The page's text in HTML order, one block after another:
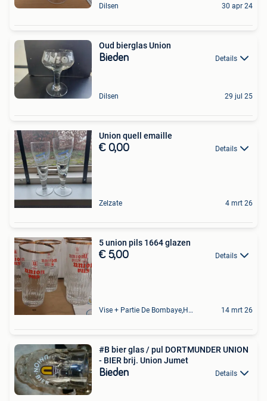
Dilsen 30 apr 24
Oud bierglas Union
Bieden Details
Dilsen 29 jul 25
Union quell emaille
€ 0,00 Details
Zelzate 4 mrt 26
5 union pils 1664 glazen
€ 5,00 Details
Vise + Partie De Bombaye,Hac- Court, Hermalle-Ss-Argenteau 14 mrt 26
#B bier glas / pul DORTMUNDER UNION
- BIER brij. Union Jumet
Bieden Details